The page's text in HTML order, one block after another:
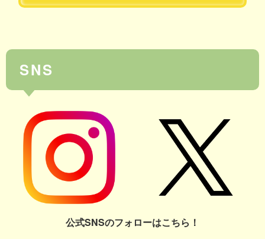
SNS
公式SNSのフォローはこちら！